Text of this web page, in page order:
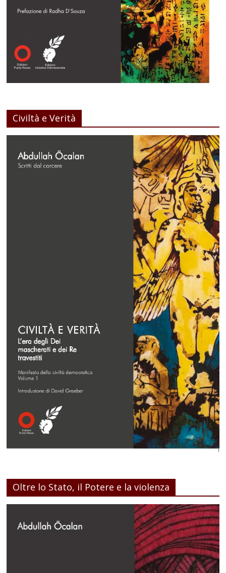
Civiltà e Verità
Oltre lo Stato, il Potere e la violenza